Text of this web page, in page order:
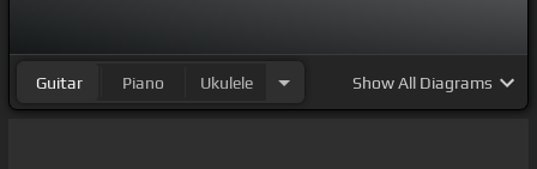
Guitar Piano Ukulele ShowAll Diagrams